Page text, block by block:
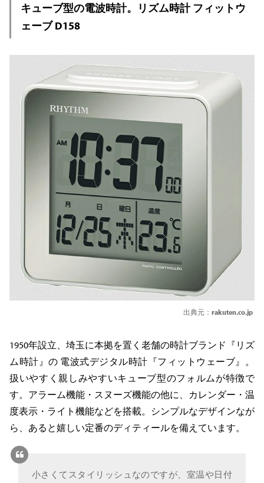
キューブ型の電波時計。リズム時計 フィットウ
ェーブ D158
出典元： rakuten.co.jp
1950年設立、埼玉に本拠を置く老舗の時計ブランド『リズ
ム時計』の 電波式デジタル時計『フィットウェーブ』。
扱いやすく親しみやすいキューブ型のフォルムが特徴で
す。アラーム機能・スヌーズ機能の他に、カレンダー・温
度表示・ライト機能などを搭載。シンプルなデザインなが
ら、あると嬉しい定番のディティールを備えています。
小さくてスタイリッシュなのですが、室温や日付